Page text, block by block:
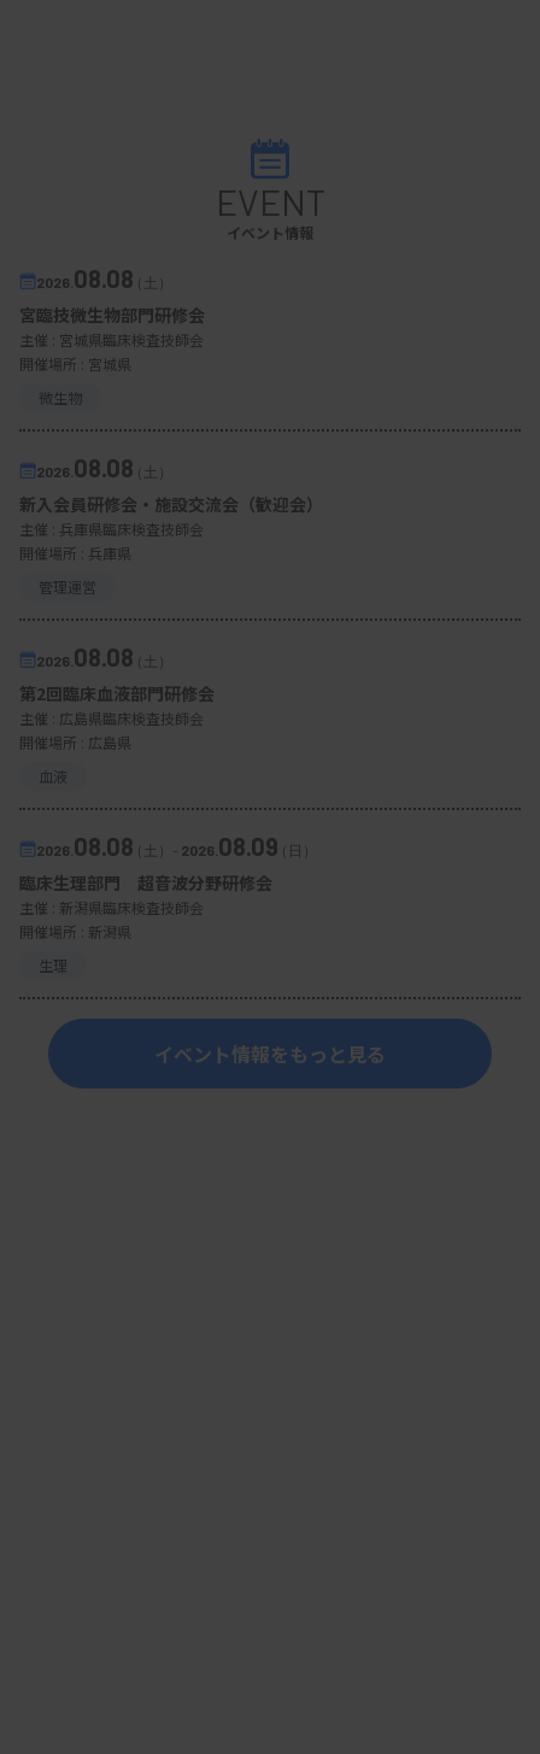
EVENT
イベント情報
2026. 08.08（土）
宮臨技微生物部門研修会
主催 : 宮城県臨床検査技師会
開催場所 : 宮城県
微生物
2026. 08.08（土）
新入会員研修会・施設交流会（歓迎会）
主催 : 兵庫県臨床検査技師会
開催場所 : 兵庫県
管理運営
2026. 08.08（土）
第2回臨床血液部門研修会
主催 : 広島県臨床検査技師会
開催場所 : 広島県
血液
2026. 08.08（土） - 2026. 08.09（日）
臨床生理部門 超音波分野研修会
主催 : 新潟県臨床検査技師会
開催場所 : 新潟県
生理
イベント情報をもっと見る